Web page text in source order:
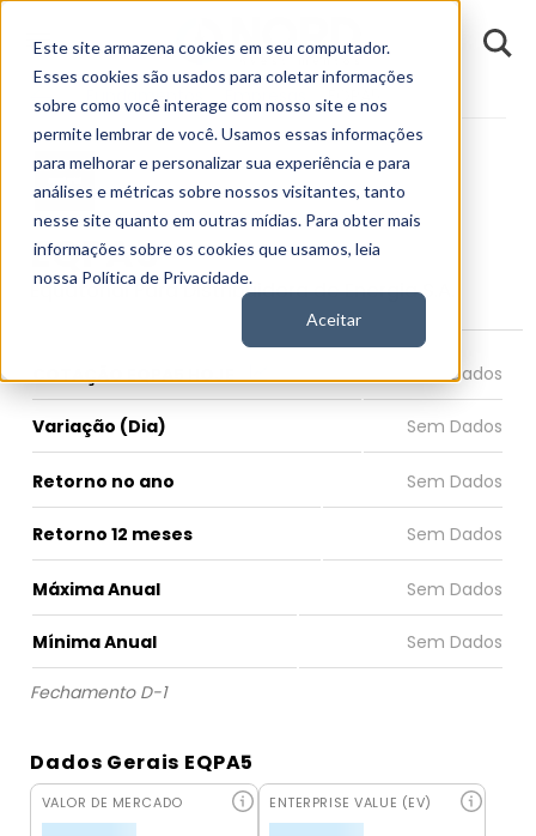
Este site armazena cookies em seu computador.
Esses cookies são usados para coletar informações
sobre como você interage com nosso site e nos
permite lembrar de você. Usamos essas informações
para melhorar e personalizar sua experiência e para
análises e métricas sobre nossos visitantes, tanto
nesse site quanto em outras mídias. Para obter mais
informações sobre os cookies que usamos, leia
nossa Política de Privacidade.
Aceitar
Fundamentos EQPA5
EQPA5
Equatorial Pará Distribuidora de Energia S.A.
COTAÇÃO EQPA5 HOJE
Variação (Dia)
Retorno no ano
Retorno 12 meses
Máxima Anual
Mínima Anual
Fechamento D-1
Dados Gerais EQPA5
VALOR DE MERCADO ENTERPRISE VALUE (EV)